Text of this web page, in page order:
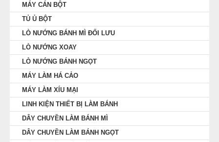
MÁY CÁN BỘT
TỦ Ủ BỘT
LÒ NƯỚNG BÁNH MÌ ĐỐI LƯU
LÒ NƯỚNG XOAY
LÒ NƯỚNG BÁNH NGỌT
MÁY LÀM HÁ CẢO
MÁY LÀM XÍU MẠI
LINH KIỆN THIẾT BỊ LÀM BÁNH
DÂY CHUYỀN LÀM BÁNH MÌ
DÂY CHUYỀN LÀM BÁNH NGỌT
DÂY CHUYỀN LÀM BÁNH BAO
DÂY CHUYỀN LÀM BÁNH TRUNG THU
THIẾT BỊ VIỄN ĐÔNG